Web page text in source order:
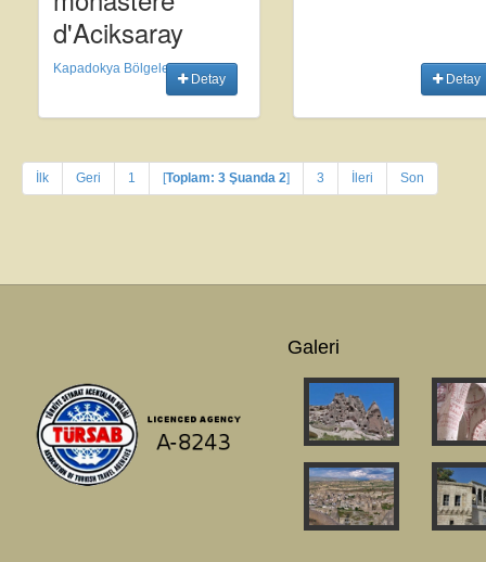
d'Aciksaray
Kapadokya Bölgeleri
Detay Detay
İlk Geri 1 [Toplam: 3 Şuanda 2] 3 İleri Son
Galeri